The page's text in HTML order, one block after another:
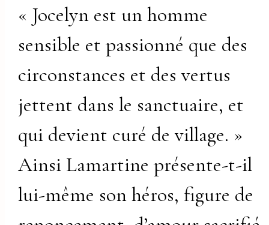
« Jocelyn est un homme
sensible et passionné que des
circonstances et des vertus
jettent dans le sanctuaire, et
qui devient curé de village. »
Ainsi Lamartine présente-t-il
lui-même son héros, figure de